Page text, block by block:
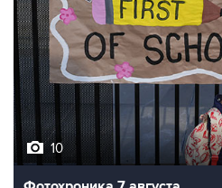
10
Фотохроника 7 августа